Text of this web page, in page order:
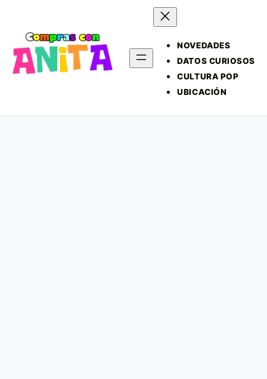
NOVEDADES
DATOS CURIOSOS
CULTURA POP
UBICACIÓN